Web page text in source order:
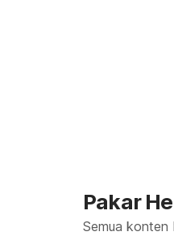
Pakar
Semua konten